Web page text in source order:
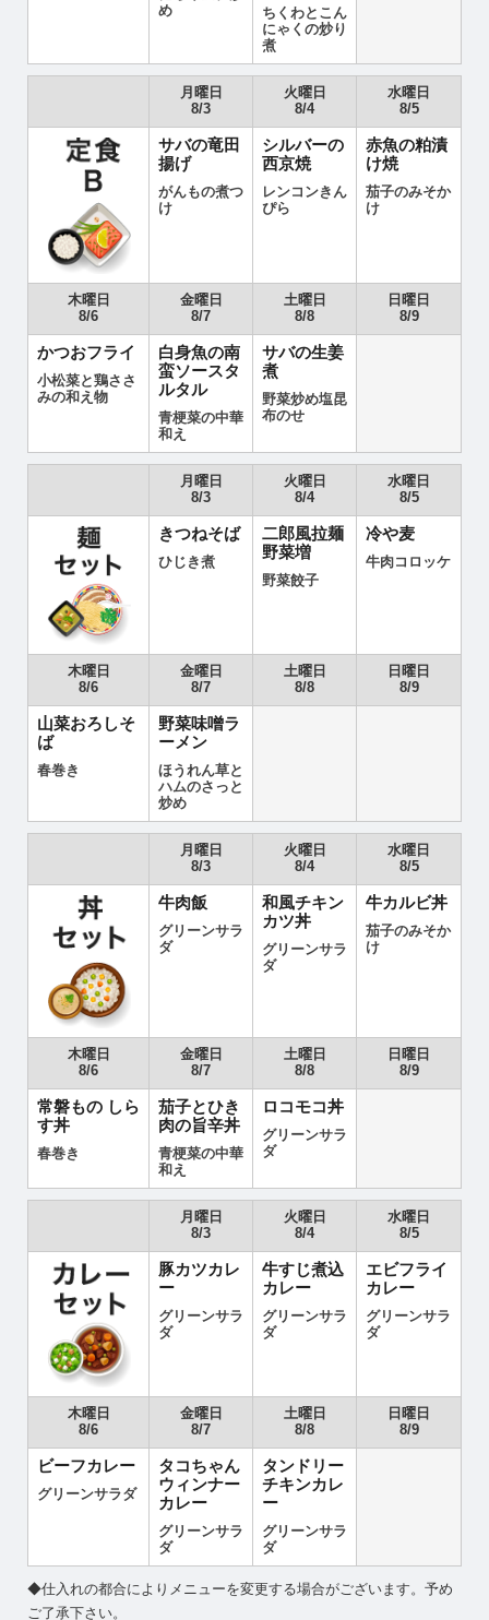
め
ちくわとこん
にゃくの炒り
煮
月曜日
8/3
火曜日
8/4
水曜日
8/5
サバの竜田
揚げ
がんもの煮つ
け
シルバーの
西京焼
レンコンきん
ぴら
赤魚の粕漬
け焼
茄子のみそか
け
木曜日
8/6
金曜日
8/7
土曜日
8/8
日曜日
8/9
かつおフライ
小松菜と鶏ささ
みの和え物
白身魚の南
蛮ソースタ
ルタル
青梗菜の中華
和え
サバの生姜
煮
野菜炒め塩昆
布のせ
月曜日
8/3
火曜日
8/4
水曜日
8/5
きつねそば
ひじき煮
二郎風拉麺
野菜増
野菜餃子
冷や麦
牛肉コロッケ
木曜日
8/6
金曜日
8/7
土曜日
8/8
日曜日
8/9
山菜おろしそ
ば
春巻き
野菜味噌ラ
ーメン
ほうれん草と
ハムのさっと
炒め
月曜日
8/3
火曜日
8/4
水曜日
8/5
牛肉飯
グリーンサラ
ダ
和風チキン
カツ丼
グリーンサラ
ダ
牛カルビ丼
茄子のみそか
け
木曜日
8/6
金曜日
8/7
土曜日
8/8
日曜日
8/9
常磐もの しら
す丼
春巻き
茄子とひき
肉の旨辛丼
青梗菜の中華
和え
ロコモコ丼
グリーンサラ
ダ
月曜日
8/3
火曜日
8/4
水曜日
8/5
豚カツカレ
ー
グリーンサラ
ダ
牛すじ煮込
カレー
グリーンサラ
ダ
エビフライ
カレー
グリーンサラ
ダ
木曜日
8/6
金曜日
8/7
土曜日
8/8
日曜日
8/9
ビーフカレー
グリーンサラダ
タコちゃん
ウィンナー
カレー
グリーンサラ
ダ
タンドリー
チキンカレ
ー
グリーンサラ
ダ
◆仕入れの都合によりメニューを変更する場合がございます。予め
ご了承下さい。